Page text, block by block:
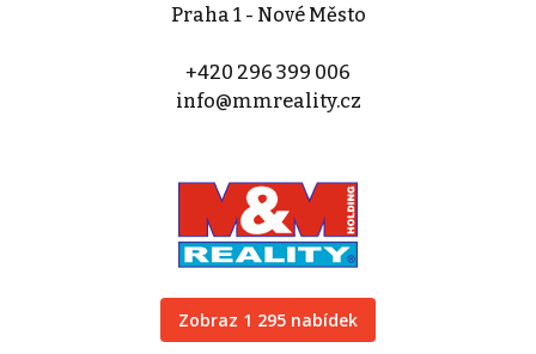
Praha 1 - Nové Město
+420 296 399 006
info@mmreality.cz
Zobraz 1 295 nabídek